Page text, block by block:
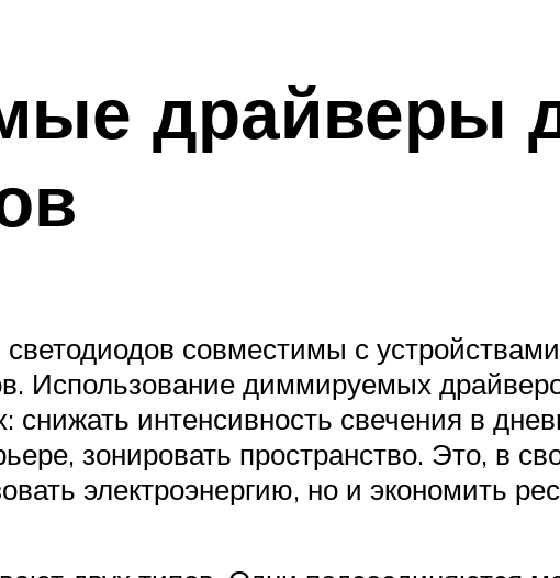
драйверы
совместимы с устройствами
Использование диммируемых
интенсивность свечения в
зонировать пространство. Это, в
электроэнергию, но и экономить